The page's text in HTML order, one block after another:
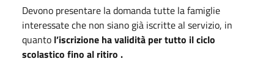
Devono presentare la domanda tutte la famiglie
interessate che non siano già iscritte al servizio, in
quanto l’iscrizione ha validità per tutto il ciclo
scolastico fino al ritiro .